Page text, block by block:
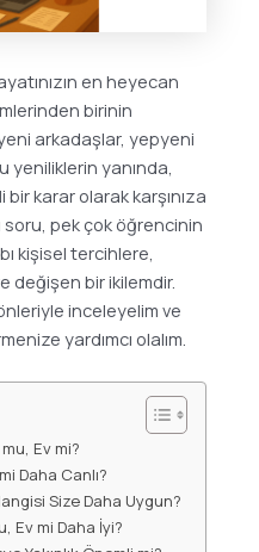
en heyecan
birinin
yeni arkadaşlar, yepyeni
yeniliklerin yanında,
karar olarak karşınıza
soru, pek çok öğrencinin
kişisel tercihlere,
değişen bir ikilemdir.
inceleyelim ve
yardımcı olalım.
Ev mi?
Daha Canlı?
Size Daha Uygun?
Ev mi Daha İyi?